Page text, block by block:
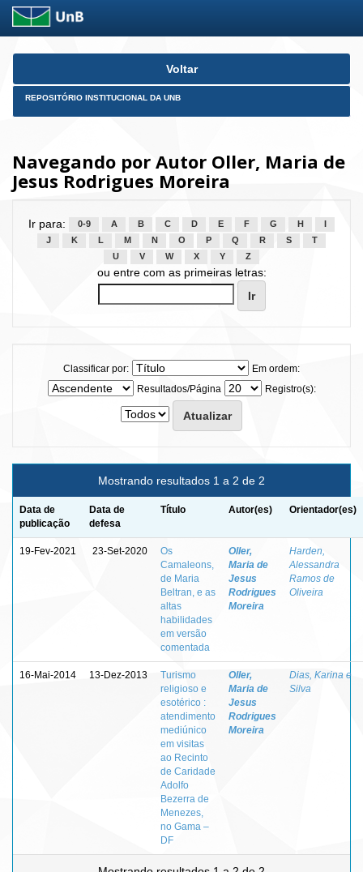
Skip
Voltar
REPOSITÓRIO INSTITUCIONAL DA UNB
Navegando por Autor Oller, Maria de
Jesus Rodrigues Moreira
Ir para: 0-9 A B C D E F G H
J
K L M N O P Q R S
T
U
V W X Y Z
ou entre com as primeiras letras:
Classificar por:
Em ordem:
Resultados/Página
Registro(s):
Mostrando resultados 1 a 2 de 2
Data de
publicação
Data de
defesa
Título Autor(es) Orientador(es)
19-Fev-2021 23-Set-2020
Os
Camaleons,
de Maria
Beltran, e as
altas
habilidades
em versão
comentada
Oller,
Maria de
Jesus
Rodrigues
Moreira
Harden,
Alessandra
Ramos de
Oliveira
16-Mai-2014 13-Dez-2013
Turismo
religioso e
esotérico :
atendimento
mediúnico
em visitas
ao Recinto
de Caridade
Adolfo
Bezerra de
Menezes,
no Gama –
DF
Oller,
Maria de
Jesus
Rodrigues
Moreira
Dias, Karina e
Silva